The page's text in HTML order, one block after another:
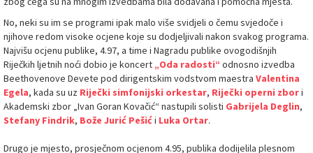
No, neki su im se programi ipak malo više svidjeli o čemu svjedoče i
njihove redom visoke ocjene koje su dodjeljivali nakon svakog programa.
Najvišu ocjenu publike, 4.97, a time i Nagradu publike ovogodišnjih
Riječkih ljetnih noći dobio je koncert „Oda radosti“ odnosno izvedba
Beethovenove Devete pod dirigentskim vodstvom maestra Valentina
Egela, kada su uz Riječki simfonijski orkestar, Riječki operni zbori
Akademski zbor „Ivan Goran Kovačić“ nastupili solisti Gabrijela Deglin,
Stefany Findrik, Bože Jurić Pešići Luka Ortar.
Drugo je mjesto, prosječnom ocjenom 4.95, publika dodijelila plesnom